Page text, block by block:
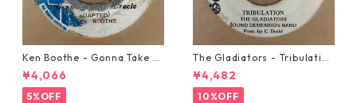
Ken Boothe - Gonna Take A
Miracle【7-21362】
¥4,066
5%OFF
The Gladiators - Tribulation
【7-21365】
¥4,482
10%OFF